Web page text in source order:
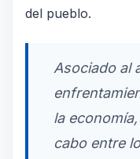
del pueblo.
Asociado al
la
cabo entre